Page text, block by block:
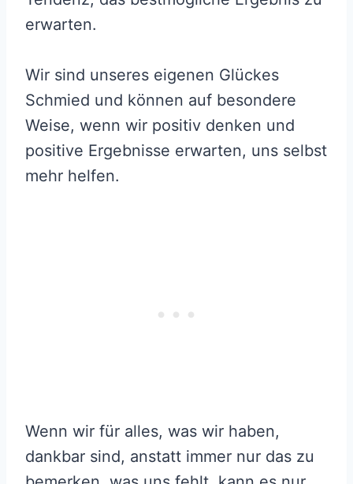
erwarten.
Wir sind unseres eigenen Glückes
Schmied und können auf besondere
Weise, wenn wir positiv denken und
positive Ergebnisse erwarten, uns selbst
mehr helfen.
Wenn wir für alles, was wir haben,
dankbar sind, anstatt immer nur das zu